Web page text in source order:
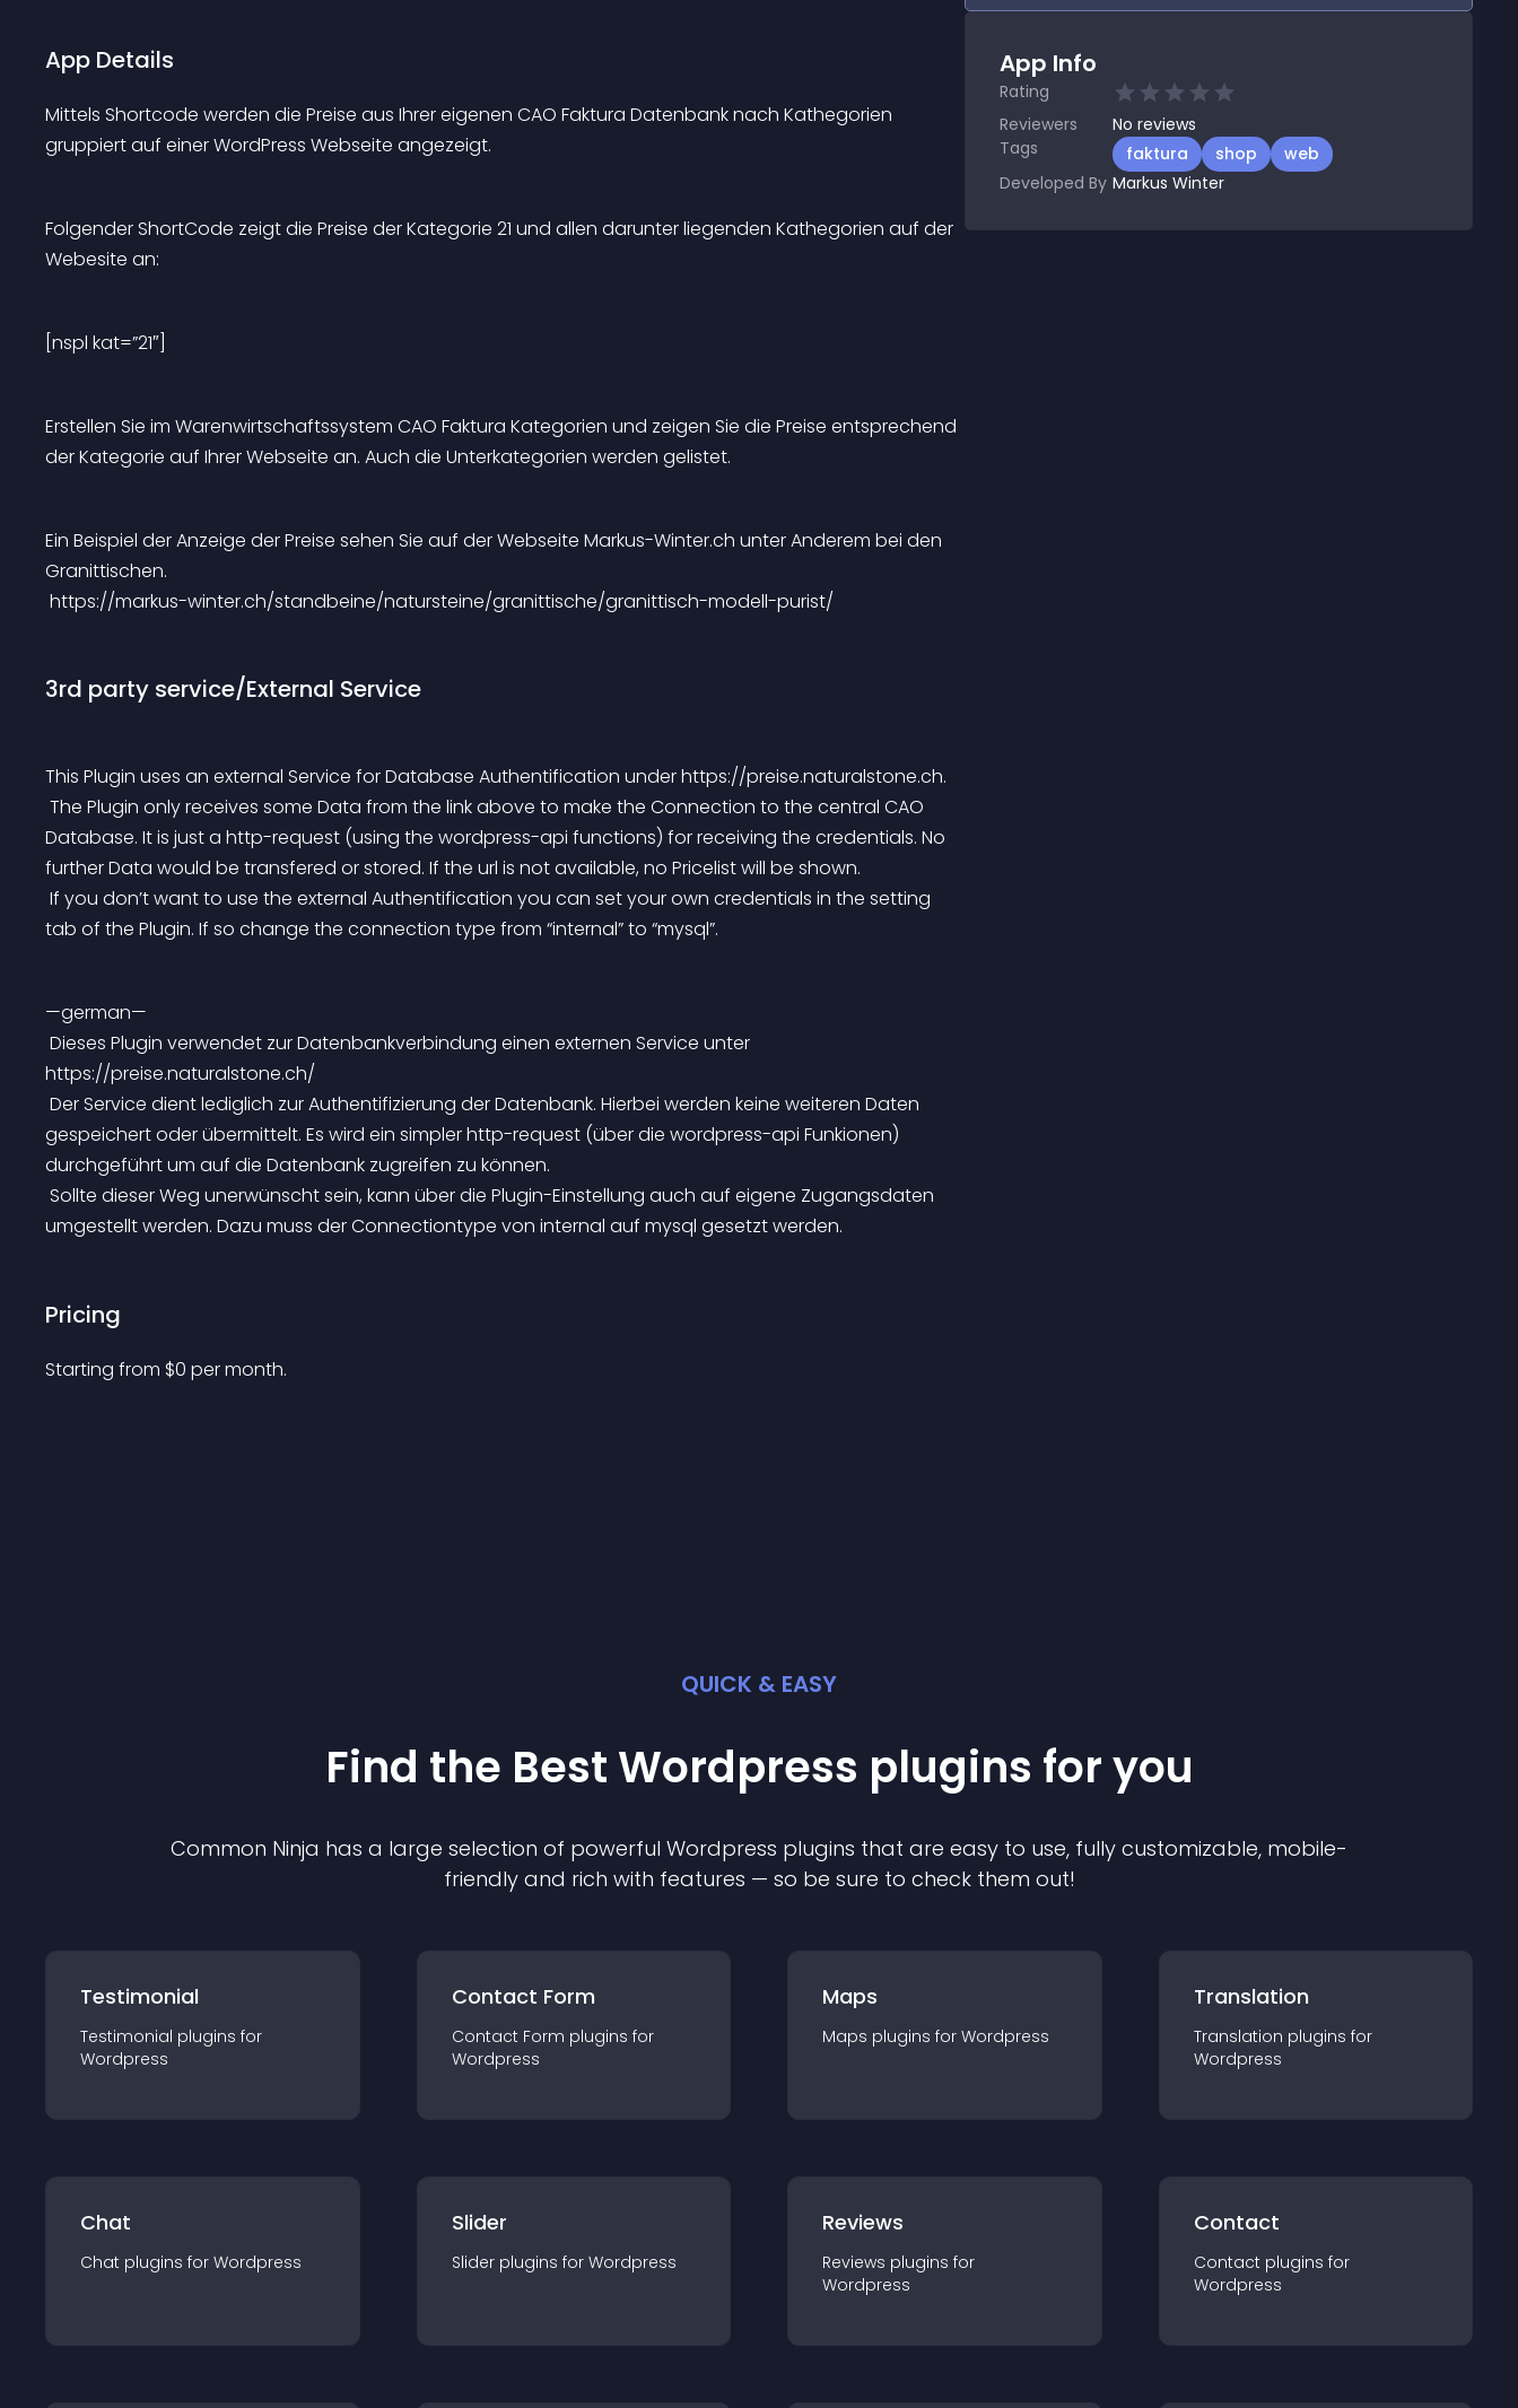
App Details
Mittels Shortcode werden die Preise aus Ihrer eigenen CAO Faktura Datenbank nach Kathegorien
gruppiert auf einer WordPress Webseite angezeigt.
Folgender ShortCode zeigt die Preise der Kategorie 21 und allen darunter liegenden Kathegorien auf der
Webesite an:
[nspl kat=”21″]
Erstellen Sie im Warenwirtschaftssystem CAO Faktura Kategorien und zeigen Sie die Preise entsprechend
der Kategorie auf Ihrer Webseite an. Auch die Unterkategorien werden gelistet.
Ein Beispiel der Anzeige der Preise sehen Sie auf der Webseite Markus-Winter.ch unter Anderem bei den
Granittischen.
https://markus-winter.ch/standbeine/natursteine/granittische/granittisch-modell-purist/
3rd party service/External Service
This Plugin uses an external Service for Database Authentification under https://preise.naturalstone.ch.
Database. It is just a http-request (using the wordpress-api functions) for receiving the credentials. No
further Data would be transfered or stored. If the url is not available, no Pricelist will be shown.
tab of the Plugin. If so change the connection type from “internal” to “mysql”.
—german—
https://preise.naturalstone.ch/
gespeichert oder übermittelt. Es wird ein simpler http-request (über die wordpress-api Funkionen)
durchgeführt um auf die Datenbank zugreifen zu können.
umgestellt werden. Dazu muss der Connectiontype von internal auf mysql gesetzt werden.
Pricing
Starting from $0 per month.
App Info
Rating
Reviewers
No reviews
Tags
faktura shop
web
Developed By Markus Winter
QUICK & EASY
Find the Best Wordpress plugins for you
Common Ninja has a large selection of powerful Wordpress plugins that are easy to use, fully customizable, mobile-
friendly and rich with features — so be sure to check them out!
Testimonial
Testimonial plugins for
Wordpress
Contact Form
Contact Form plugins for
Wordpress
Maps
Maps plugins for Wordpress
Translation
Translation plugins for
Wordpress
Chat
Chat plugins for Wordpress
Slider
Slider plugins for Wordpress
Reviews
Reviews plugins for
Wordpress
Contact
Contact plugins for
Wordpress